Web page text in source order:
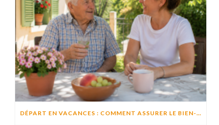
DÉPART EN VACANCES : COMMENT ASSURER LE BIEN-ÊTRE D’UN PROCHE RESTÉ À DOMICILE ?